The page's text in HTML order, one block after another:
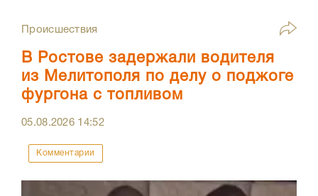
Происшествия
В Ростове задержали водителя
из Мелитополя по делу о поджоге
фургона с топливом
05.08.2026 14:52
Комментарии